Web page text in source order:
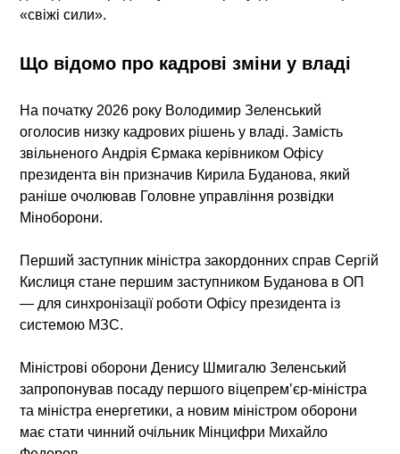
«свіжі сили».
Що відомо про кадрові зміни у владі
На початку 2026 року Володимир Зеленський
оголосив низку кадрових рішень у владі. Замість
звільненого Андрія Єрмака керівником Офісу
президента він призначив Кирила Буданова, який
раніше очолював Головне управління розвідки
Міноборони.
Перший заступник міністра закордонних справ Сергій
Кислиця стане першим заступником Буданова в ОП
— для синхронізації роботи Офісу президента із
системою МЗС.
Міністрові оборони Денису Шмигалю Зеленський
запропонував посаду першого віцепремʼєр-міністра
та міністра енергетики, а новим міністром оборони
має стати чинний очільник Мінцифри Михайло